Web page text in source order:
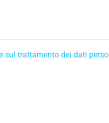
sul trattamento dei dati